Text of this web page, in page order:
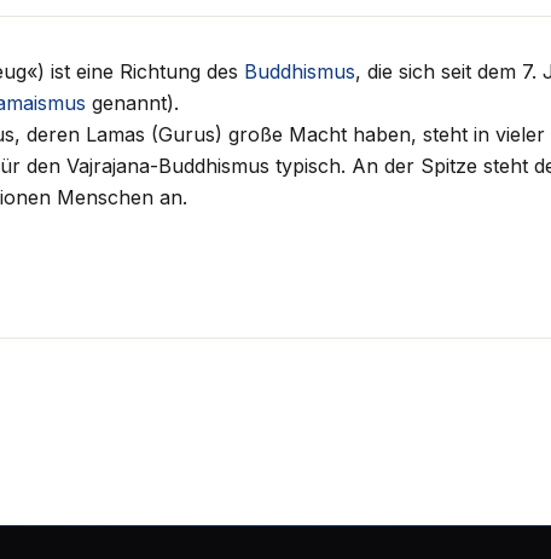
ist eine Richtung des Buddhismus, die sich seit dem 7.
genannt).
deren Lamas (Gurus) große Macht haben, steht in
den Vajrajana-Buddhismus typisch. An der Spitze steht
Menschen an.